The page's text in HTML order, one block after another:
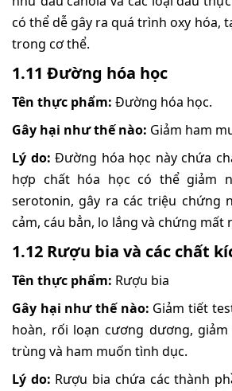
có thể dễ gây ra quá trình oxy hóa,
trong cơ thể.
1.11 Đường hóa học
Tên thực phẩm: Đường hóa học.
Gây hại như thế nào: Giảm ham
Lý do:Đường hóa học này chứa
hợp chất hóa học có thể giảm
serotonin, gây ra các triệu chứng
cảm, cáu bẳn, lo lắng và chứng mất
1.12 Rượu bia và các chất
Tên thực phẩm: Rượu bia
Gây hại như thế nào: Giảm tiết
hoàn, rối loạn cương dương,
trùng và ham muốn tình dục.
Lý do: Rượu bia chứa các thành